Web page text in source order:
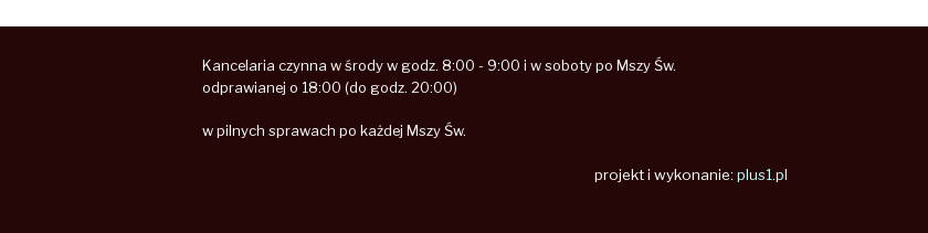
Kancelaria czynna w środy w godz. 8:00 - 9:00 i w soboty po Mszy Św.
odprawianej o 18:00 (do godz. 20:00)
w pilnych sprawach po każdej Mszy Św.
projekt i wykonanie: plus1.pl